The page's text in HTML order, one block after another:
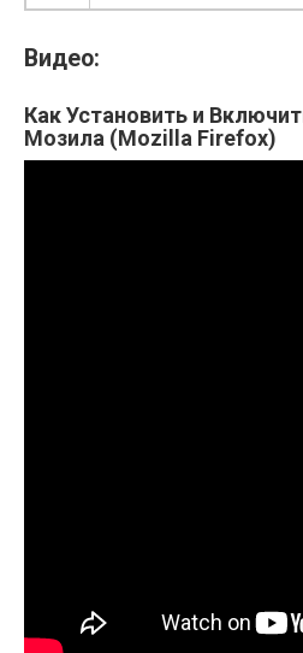
Видео:
Как Установить и
Мозила (Mozilla Firefox)